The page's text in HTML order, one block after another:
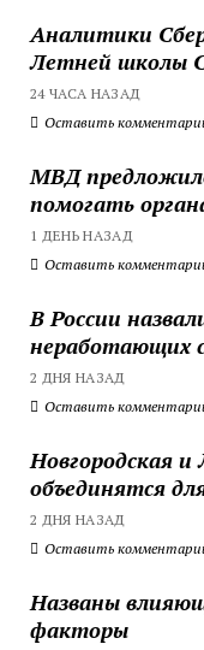
Аналитики
Летней школы
24 ЧАСА НАЗАД
Оставить
МВД
помогать
1 ДЕНЬ НАЗАД
Оставить
В России
неработающих
2 ДНЯ НАЗАД
Оставить
Новгородская и
объединятся
2 ДНЯ НАЗАД
Оставить
Названы
факторы